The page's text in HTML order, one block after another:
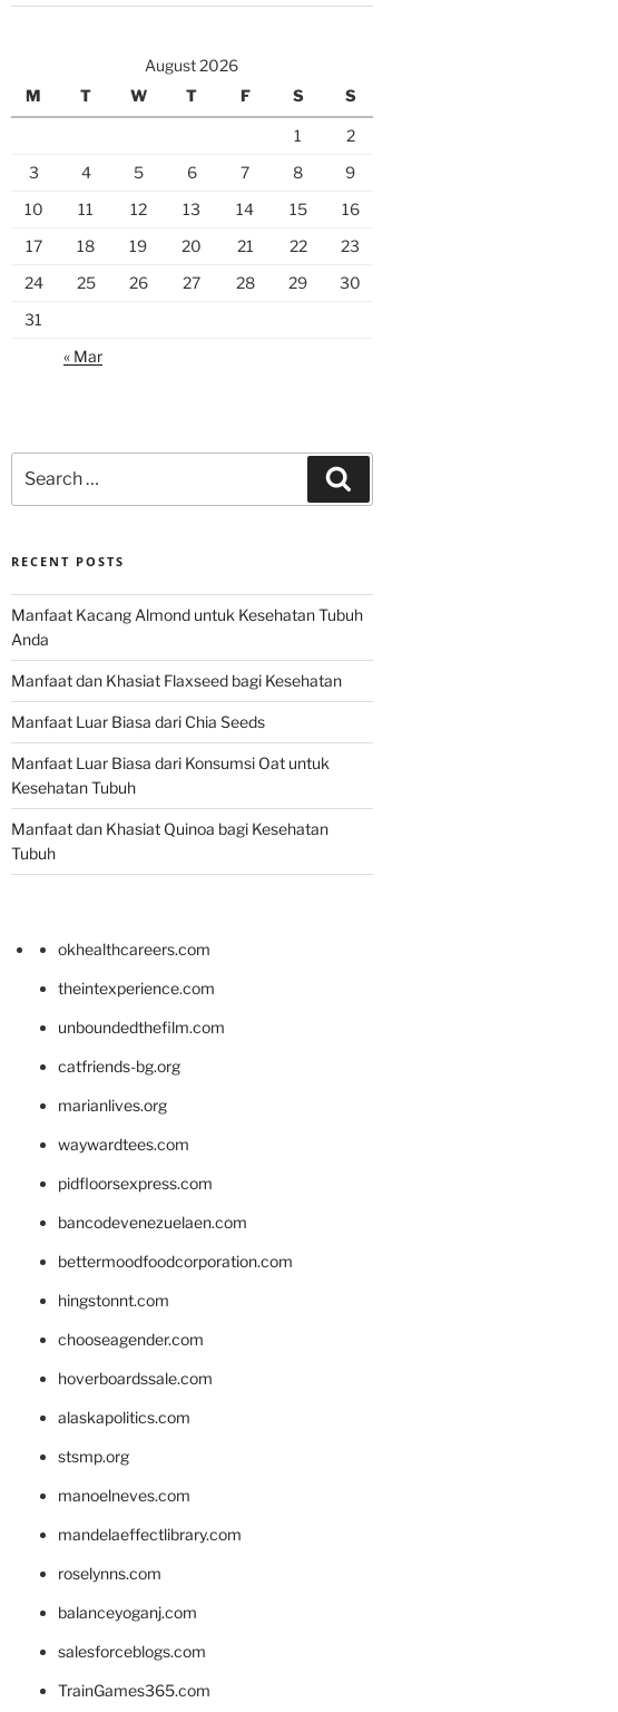
August 2026
M
T W T F S S
1
2
3
4 5 6 7 8
9
10
11 12 13 14 15
16
17
18 19 20 21 22
23
24
25 26 27 28 29
30
31
« Mar
for:
RECENT POSTS
Manfaat Kacang Almond untuk Kesehatan Tubuh
Anda
Manfaat dan Khasiat Flaxseed bagi Kesehatan
Manfaat Luar Biasa dari Chia Seeds
Manfaat Luar Biasa dari Konsumsi Oat untuk
Kesehatan Tubuh
Manfaat dan Khasiat Quinoa bagi Kesehatan
Tubuh
okhealthcareers.com
theintexperience.com
unboundedthefilm.com
catfriends-bg.org
marianlives.org
waywardtees.com
pidfloorsexpress.com
bancodevenezuelaen.com
bettermoodfoodcorporation.com
hingstonnt.com
chooseagender.com
hoverboardssale.com
alaskapolitics.com
stsmp.org
manoelneves.com
mandelaeffectlibrary.com
roselynns.com
balanceyoganj.com
salesforceblogs.com
TrainGames365.com